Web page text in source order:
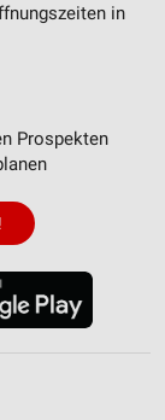
in
Prospekten